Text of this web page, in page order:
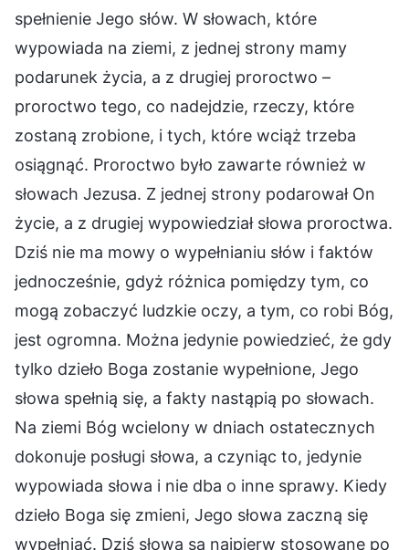
spełnienie Jego słów. W słowach, które
wypowiada na ziemi, z jednej strony mamy
podarunek życia, a z drugiej proroctwo –
proroctwo tego, co nadejdzie, rzeczy, które
zostaną zrobione, i tych, które wciąż trzeba
osiągnąć. Proroctwo było zawarte również w
słowach Jezusa. Z jednej strony podarował On
życie, a z drugiej wypowiedział słowa proroctwa.
Dziś nie ma mowy o wypełnianiu słów i faktów
jednocześnie, gdyż różnica pomiędzy tym, co
mogą zobaczyć ludzkie oczy, a tym, co robi Bóg,
jest ogromna. Można jedynie powiedzieć, że gdy
tylko dzieło Boga zostanie wypełnione, Jego
słowa spełnią się, a fakty nastąpią po słowach.
Na ziemi Bóg wcielony w dniach ostatecznych
dokonuje posługi słowa, a czyniąc to, jedynie
wypowiada słowa i nie dba o inne sprawy. Kiedy
dzieło Boga się zmieni, Jego słowa zaczną się
wypełniać. Dziś słowa są najpierw stosowane po